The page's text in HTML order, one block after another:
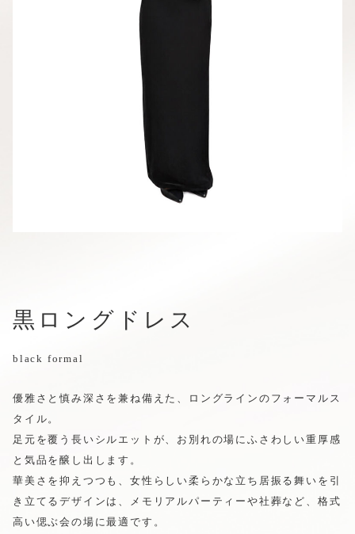
黒ロングドレス
black formal
優雅さと慎み深さを兼ね備えた、ロングラインのフォーマルス
タイル。
足元を覆う長いシルエットが、お別れの場にふさわしい重厚感
と気品を醸し出します。
華美さを抑えつつも、女性らしい柔らかな立ち居振る舞いを引
き立てるデザインは、メモリアルパーティーや社葬など、格式
高い偲ぶ会の場に最適です。